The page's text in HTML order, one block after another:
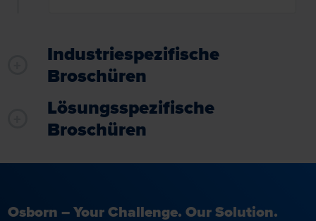
Industriespezifische
Broschüren
Lösungsspezifische
Broschüren
Osborn – Your Challenge. Our Solution.